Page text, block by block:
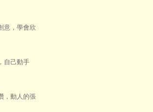
意，學會欣
自己動手
，動人的張